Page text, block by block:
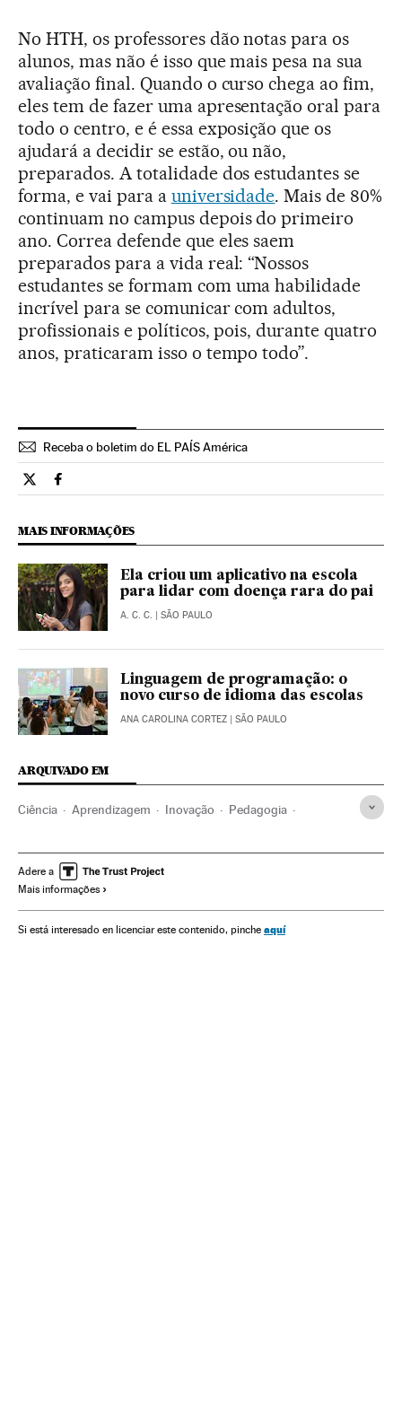
No HTH, os professores dão notas para os
alunos, mas não é isso que mais pesa na sua
avaliação final. Quando o curso chega ao fim,
eles tem de fazer uma apresentação oral para
todo o centro, e é essa exposição que os
ajudará a decidir se estão, ou não,
preparados. A totalidade dos estudantes se
forma, e vai para a universidade. Mais de 80%
continuam no campus depois do primeiro
ano. Correa defende que eles saem
preparados para a vida real: “Nossos
estudantes se formam com uma habilidade
incrível para se comunicar com adultos,
profissionais e políticos, pois, durante quatro
anos, praticaram isso o tempo todo”.
Receba o boletim do EL PAÍS América
Tecnologia El País Brasil en Twitter
Tecnologia El País Brasil en Facebook
MAIS INFORMAÇÕES
Ela criou um aplicativo na escola
para lidar com doença rara do pai
A. C. C. | SÃO PAULO
Linguagem de programação: o
novo curso de idioma das escolas
ANA CAROLINA CORTEZ | SÃO PAULO
ARQUIVADO EM
Ciência Aprendizagem Inovação Pedagogia
Educação Ministerio de Educación y Deportes
Administração pública Inovações na Educação
Adere a
Mais informações
Si está interesado en licenciar este contenido, pinche aquí